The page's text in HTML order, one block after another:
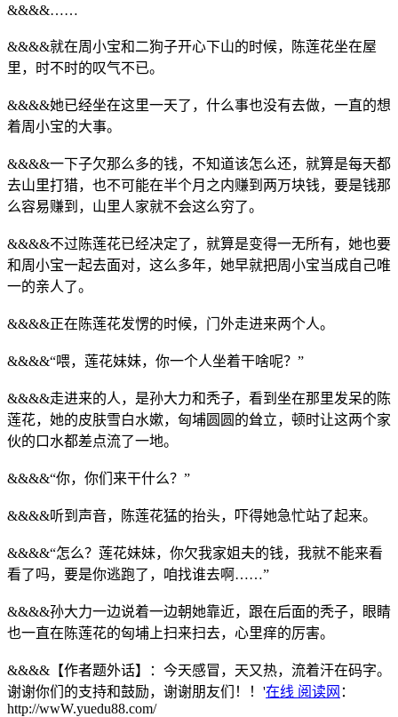
&&&&……
&&&&就在周小宝和二狗子开心下山的时候，陈莲花坐在屋
里，时不时的叹气不已。
&&&&她已经坐在这里一天了，什么事也没有去做，一直的想
着周小宝的大事。
&&&&一下子欠那么多的钱，不知道该怎么还，就算是每天都
去山里打猎，也不可能在半个月之内赚到两万块钱，要是钱那
么容易赚到，山里人家就不会这么穷了。
&&&&不过陈莲花已经决定了，就算是变得一无所有，她也要
和周小宝一起去面对，这么多年，她早就把周小宝当成自己唯
一的亲人了。
&&&&正在陈莲花发愣的时候，门外走进来两个人。
&&&&“喂，莲花妹妹，你一个人坐着干啥呢？”
&&&&走进来的人，是孙大力和秃子，看到坐在那里发呆的陈
莲花，她的皮肤雪白水嫰，匈埔圆圆的耸立，顿时让这两个家
伙的口水都差点流了一地。
&&&&“你，你们来干什么？”
&&&&听到声音，陈莲花猛的抬头，吓得她急忙站了起来。
&&&&“怎么？莲花妹妹，你欠我家姐夫的钱，我就不能来看
看了吗，要是你逃跑了，咱找谁去啊……”
&&&&孙大力一边说着一边朝她靠近，跟在后面的秃子，眼睛
也一直在陈莲花的匈埔上扫来扫去，心里痒的厉害。
&&&&【作者题外话】：今天感冒，天又热，流着汗在码字。
谢谢你们的支持和鼓励，谢谢朋友们！！'在线 阅读网 ：
http://wwW.yuedu88.com/